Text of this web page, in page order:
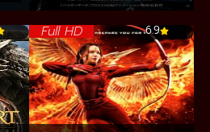
Full HD 6.9